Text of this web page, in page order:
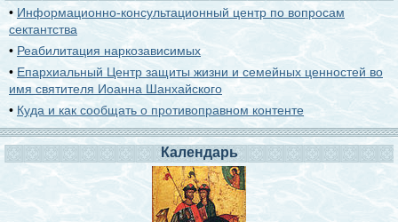
• Информационно-консультационный центр по вопросам
сектантства
• Реабилитация наркозависимых
• Епархиальный Центр защиты жизни и семейных ценностей во
имя святителя Иоанна Шанхайского
• Куда и как сообщать о противоправном контенте
Календарь